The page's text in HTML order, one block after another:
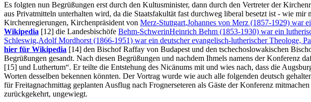
Es folgten nun Begrüßungen erst durch den Kultusminister, dann durch den Vertreter der
aus Privatmitteln unterhalten wird, da die Staatsfakultät fast durchweg liberal besetzt ist - wie
Kirchenregierungen, Kirchenpräsident von Merz-Stuttgart,Johannes von Merz (1857-1929) war
Wikipedia [12] die Landesbischöfe Behm-SchwerinHeinrich Behm (1853-1930) war ein
Schleswig,Adolf Mordhorst (1866-1951) war ein deutscher evangelisch-lutherischer Theologe,
hier für Wikipedia [14] den Bischof Raffay von Budapest und den tschechoslowakischen
Begrüßungen gesandt. Nach diesen Begrüßungen und nachdem Ihmels namens der Konferenz
[15] und Luthertum . Er teilte die Entstehung des Nicänums mit und wies nach, dass die
Worten desselben bekennen könnten. Der Vortrag wurde wie auch alle folgenden deutsch
für Freitagnachmittag geplanten Ausflug nach Frognerseteren als Gäste der Konferenz
zurückgekehrt, ungewiegt.